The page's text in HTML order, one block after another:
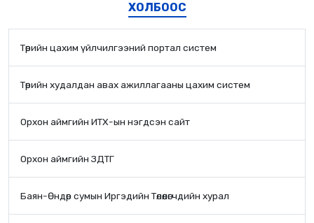
ХОЛБООС
Төрийн цахим үйлчилгээний портал систем
Төрийн худалдан авах ажиллагааны цахим систем
Орхон аймгийн ИТХ-ын нэгдсэн сайт
Орхон аймгийн ЗДТГ
Баян-Өндөр сумын Иргэдийн Төлөөлөгчдийн хурал